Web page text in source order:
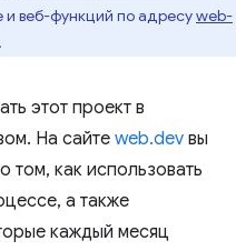
и веб-функций по адресуweb-
.
этот проект в
На сайте web.dev вы
как использовать
а также
каждый месяц